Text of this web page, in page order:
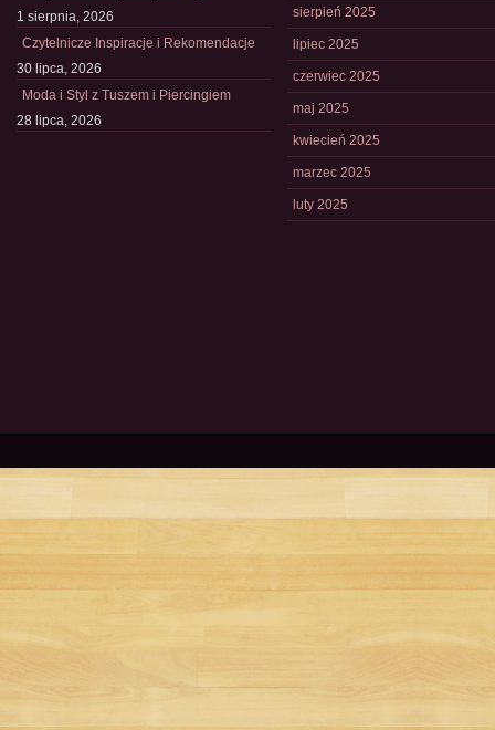
1 sierpnia, 2026
Czytelnicze Inspiracje i Rekomendacje
30 lipca, 2026
Moda i Styl z Tuszem i Piercingiem
28 lipca, 2026
sierpień 2025
lipiec 2025
czerwiec 2025
maj 2025
kwiecień 2025
marzec 2025
luty 2025